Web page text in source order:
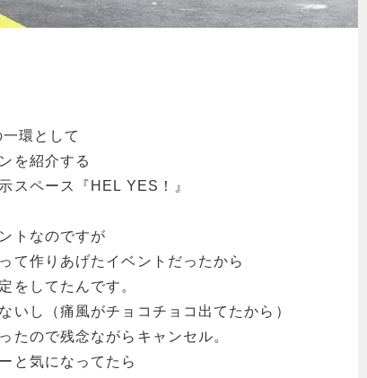
環として
を紹介する
スペース『HEL YES！』
トなのですが
て作りあげたイベントだったから
をしてたんです。
いし（痛風がチョコチョコ出てたから）
たので残念ながらキャンセル。
と気になってたら